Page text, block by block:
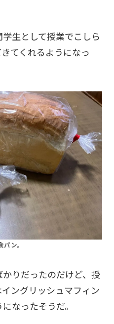
生として授業でこしら
てくれるようになっ
ン。
りだったのだけど、授
ングリッシュマフィン
なったそうだ。